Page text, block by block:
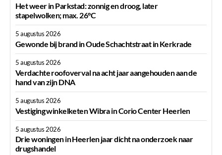
Het weer in Parkstad: zonnig en droog, later
stapelwolken; max. 26°C
5 augustus 2026
Gewonde bij brand in Oude Schachtstraat in Kerkrade
5 augustus 2026
Verdachte roofoverval na acht jaar aangehouden aan de
hand van zijn DNA
5 augustus 2026
Vestiging winkelketen Wibra in Corio Center Heerlen
5 augustus 2026
Drie woningen in Heerlen jaar dicht na onderzoek naar
drugshandel